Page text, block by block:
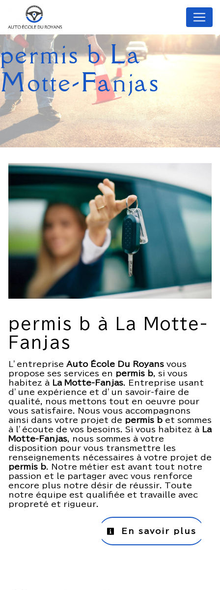
permis b La
Motte-Fanjas
permis b à La Motte-
Fanjas
L’entreprise Auto École Du Royans vous
propose ses services en permis b, si vous
habitez à
La Motte-Fanjas. Entreprise usant
d’une expérience et d’un savoir-faire de
qualité, nous mettons tout en oeuvre pour
vous satisfaire. Nous vous accompagnons
ainsi dans votre projet de permis b et sommes
à l’écoute de vos besoins. Si vous habitez à
La
Motte-Fanjas, nous sommes à votre
disposition pour vous transmettre les
renseignements nécessaires à votre projet de
permis b. Notre métier est avant tout notre
passion et le partager avec vous renforce
encore plus notre désir de réussir. Toute
notre équipe est qualifiée et travaille avec
propreté et rigueur.
En savoir plus
Panneau de gestion des cookies